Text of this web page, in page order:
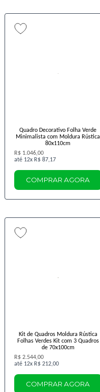
Quadro Decorativo Folha Verde
Minimalista com Moldura Rústica
80x110cm
R$ 1.046,00
12x R$ 87,17
COMPRAR AGORA
Kit de Quadros Moldura Rústica
Folhas Verdes Kit com 3 Quadros
de 70x100cm
R$ 2.544,00
12x R$ 212,00
COMPRAR AGORA